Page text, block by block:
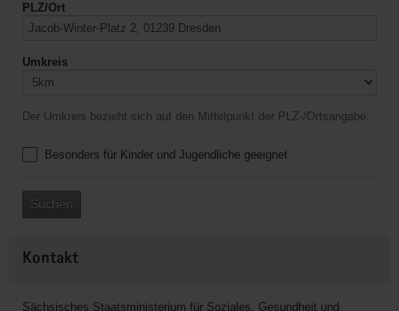
PLZ/Ort
Umkreis
Der Umkreis bezieht sich auf den Mittelpunkt der PLZ-/Ortsangabe.
Besonders für Kinder und Jugendliche geeignet
Suchen
Kontakt
Sächsisches Staatsministerium für Soziales, Gesundheit und